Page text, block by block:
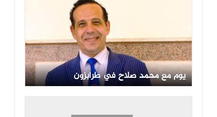
يوم مع محمد صلاح في طرابزون